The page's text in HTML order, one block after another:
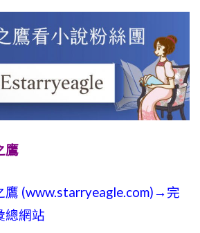
鷹
鷹 (www.starryeagle.com)→完
總網站